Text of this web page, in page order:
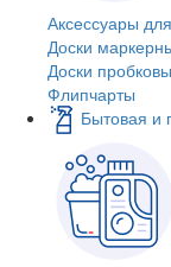
Аксессуары
Доски
Доски
Флипчарты
Бытовая и